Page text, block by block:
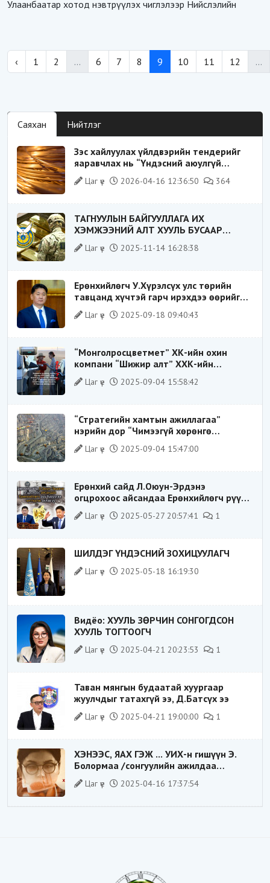
Улаанбаатар хотод нэвтрүүлэх чиглэлээр Нийслэлийн
‹ 1 2 ... 6 7 8 9 10 11 12 ...
Саяхан Нийтлэг
Зэс хайлуулах үйлдвэрийн тендерийг
яаравчлах нь “Үндэсний аюулгүй
байдал“-д эрсдэлтэй юу?
Цаг үе 2026-04-16 12:36:50 364
ТАГНУУЛЫН БАЙГУУЛЛАГА ИХ
ХЭМЖЭЭНИЙ АЛТ ХУУЛЬ БУСААР
ХИЛЭЭР ГАРГАХ ГЭЖ БАЙСАН
ҮЙЛДЛИЙГ ТАСЛАН ЗОГСООЛОО
Цаг үе 2025-11-14 16:28:38
Ерөнхийлөгч У.Хүрэлсүх улс төрийн
тавцанд хүчтэй гарч ирэхдээ өөрийгөө
шударга ёсны төлөө тэмцэгч, “хуучин
тогтолцооны хонгилыг нураагч” гэсэн
Цаг үе 2025-09-18 09:40:43
“Монголросцветмет” ХК-ийн охин
компани “Шижир алт” ХХК-ийн
Гүйцэтгэх захирлаар ажиллаж байсан
О.Баттөмөрт холбогдох хэрэг хаашаа
Цаг үе 2025-09-04 15:58:42
“Стратегийн хамтын ажиллагаа”
нэрийн дор “Чимээгүй хөрөнгө
хуримтлал”
Цаг үе 2025-09-04 15:47:00
Ерөнхий сайд Л.Оюун-Эрдэнэ
огцрохоос айсандаа Ерөнхийлөгч рүү
буруугаа чиглүүлж эхлэв үү
Цаг үе 2025-05-27 20:57:41 1
ШИЛДЭГ ҮНДЭСНИЙ ЗОХИЦУУЛАГЧ
Цаг үе 2025-05-18 16:19:30
Видёо: ХУУЛЬ ЗӨРЧИН СОНГОГДСОН
ХУУЛЬ ТОГТООГЧ
Цаг үе 2025-04-21 20:23:53 1
Таван мянгын будаатай хуургаар
жуулчдыг татахгүй ээ, Д.Батсүх ээ
Цаг үе 2025-04-21 19:00:00 1
ХЭНЭЭС, ЯАХ ГЭЖ ... УИХ-н гишүүн Э.
Болормаа /сонгуулийн ажилдаа
гадаадын компаниас хандив авсан уу/
Цаг үе 2025-04-16 17:37:54